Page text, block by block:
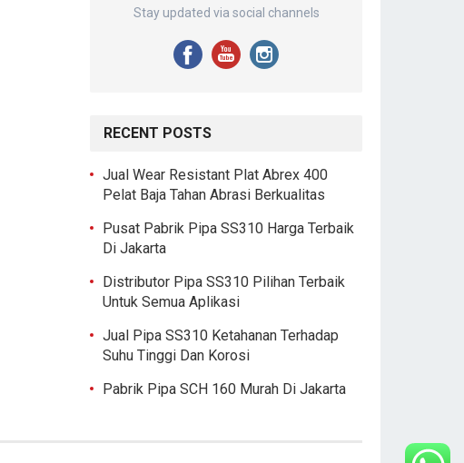
Stay updated via social channels
RECENT POSTS
Jual Wear Resistant Plat Abrex 400
Pelat Baja Tahan Abrasi Berkualitas
Pusat Pabrik Pipa SS310 Harga Terbaik
Di Jakarta
Distributor Pipa SS310 Pilihan Terbaik
Untuk Semua Aplikasi
Jual Pipa SS310 Ketahanan Terhadap
Suhu Tinggi Dan Korosi
Pabrik Pipa SCH 160 Murah Di Jakarta